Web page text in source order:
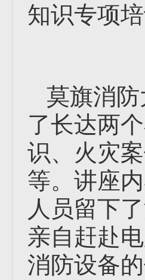
知识专项培
莫旗消
了长达两
识、火灾
等。讲座
人员留下
亲自赶赴
消防设备